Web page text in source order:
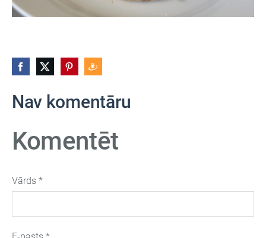
Nav komentāru
Komentēt
Vārds *